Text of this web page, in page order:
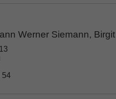
Werner Siemann,
54